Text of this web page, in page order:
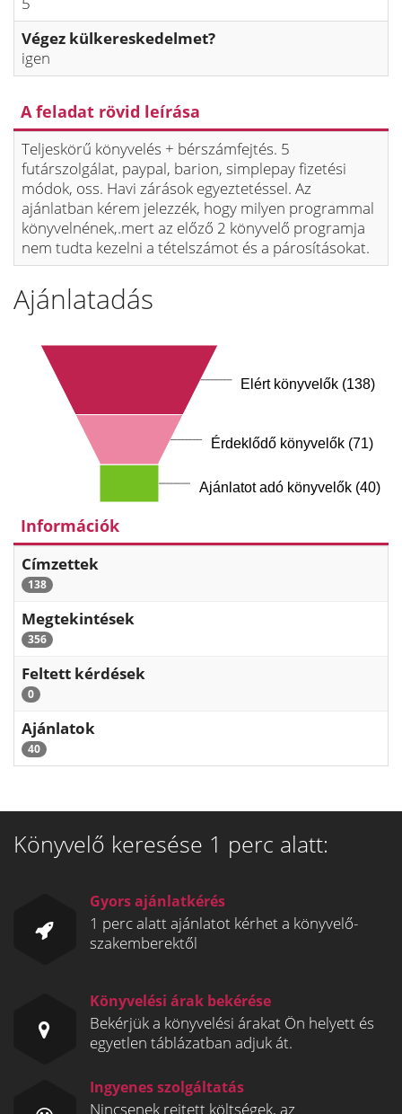
Végez külkereskedelmet?
igen
A feladat rövid leírása
Teljeskörű könyvelés + bérszámfejtés. 5
futárszolgálat, paypal, barion, simplepay fizetési
módok, oss. Havi zárások egyeztetéssel. Az
ajánlatban kérem jelezzék, hogy milyen programmal
könyvelnének,.mert az előző 2 könyvelő programja
nem tudta kezelni a tételszámot és a párosításokat.
Ajánlatadás
Elért könyvelők (138)
Érdeklődő könyvelők (71)
Ajánlatot adó könyvelők (40)
Információk
Címzettek
138
Megtekintések
356
Feltett kérdések
0
Ajánlatok
40
Könyvelő keresése 1 perc alatt:
Gyors ajánlatkérés
1 perc alatt ajánlatot kérhet a könyvelő-
szakemberektől
Könyvelési árak bekérése
Bekérjük a könyvelési árakat Ön helyett és
egyetlen táblázatban adjuk át.
Ingyenes szolgáltatás
Nincsenek rejtett költségek, az